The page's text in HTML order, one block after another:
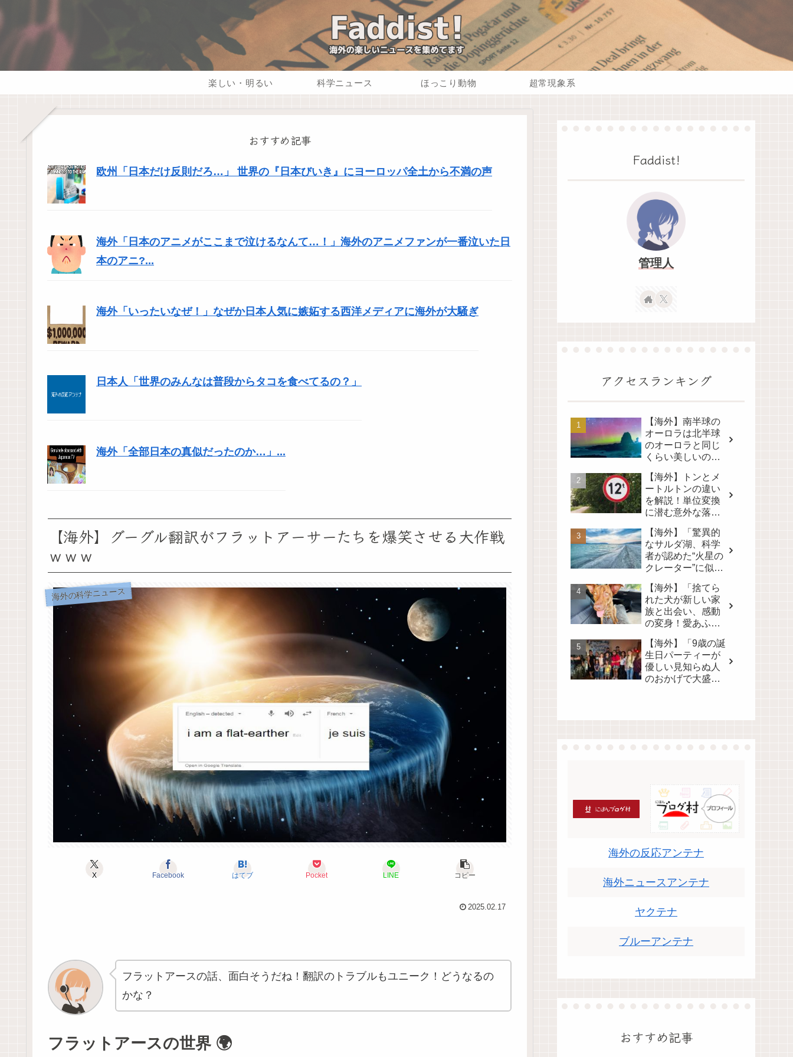
楽しい・明るい 科学ニュース ほっこり動物 超常現象系
おすすめ記事
欧州「日本だけ反則だろ…」 世界の『日本びいき』にヨーロッパ全土から不満の声
海外「日本のアニメがここまで泣けるなんて…！」海外のアニメファンが一番泣いた日
本のアニ?...
海外「いったいなぜ！」なぜか日本人気に嫉妬する西洋メディアに海外が大騒ぎ
日本人「世界のみんなは普段からタコを食べてるの？」
海外「全部日本の真似だったのか…」...
【海外】グーグル翻訳がフラットアーサーたちを爆笑させる大作戦
ｗｗｗ
海外の科学ニュース
X Facebook はてブ Pocket LINE コピー
2025.02.17
フラットアースの話、面白そうだね！翻訳のトラブルもユニーク！どうなるの
かな？
フラットアースの世界 🌍
Faddist!
管理人
アクセスランキング
【海外】南半球の
オーロラは北半球
のオーロラと同じ
くらい美しいの
る！
【海外】トンとメ
ートルトンの違い
を解説！単位変換
に潜む意外な落と
【海外】「驚異的
なサルダ湖、科学
者が認めた“火星の
クレーター”に似た
所」
【海外】「捨てら
れた犬が新しい家
族と出会い、感動
の変身！愛あふれ
いで💖」
【海外】「9歳の誕
生日パーティーが
優しい見知らぬ人
のおかげで大盛況
海外の反応アンテナ
海外ニュースアンテナ
ヤクテナ
ブルーアンテナ
おすすめ記事